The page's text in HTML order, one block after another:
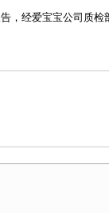
，经爱宝宝公司质